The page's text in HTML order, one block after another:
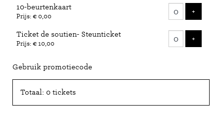
10-beurtenkaart
Prijs: € 0,00
+
Ticket de soutien- Steunticket
Prijs: € 10,00
+
Gebruik promotiecode
Totaal: 0 tickets